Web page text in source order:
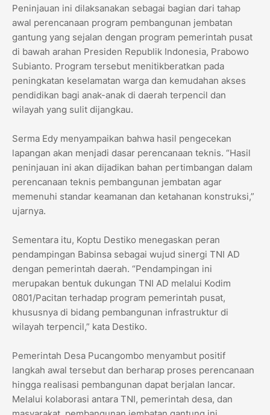
Peninjauan ini dilaksanakan sebagai bagian dari tahap
awal perencanaan program pembangunan jembatan
gantung yang sejalan dengan program pemerintah pusat
di bawah arahan Presiden Republik Indonesia, Prabowo
Subianto. Program tersebut menitikberatkan pada
peningkatan keselamatan warga dan kemudahan akses
pendidikan bagi anak-anak di daerah terpencil dan
wilayah yang sulit dijangkau.
Serma Edy menyampaikan bahwa hasil pengecekan
lapangan akan menjadi dasar perencanaan teknis. “Hasil
peninjauan ini akan dijadikan bahan pertimbangan dalam
perencanaan teknis pembangunan jembatan agar
memenuhi standar keamanan dan ketahanan konstruksi,”
ujarnya.
Sementara itu, Koptu Destiko menegaskan peran
pendampingan Babinsa sebagai wujud sinergi TNI AD
dengan pemerintah daerah. “Pendampingan ini
merupakan bentuk dukungan TNI AD melalui Kodim
0801/Pacitan terhadap program pemerintah pusat,
khususnya di bidang pembangunan infrastruktur di
wilayah terpencil,” kata Destiko.
Pemerintah Desa Pucangombo menyambut positif
langkah awal tersebut dan berharap proses perencanaan
hingga realisasi pembangunan dapat berjalan lancar.
Melalui kolaborasi antara TNI, pemerintah desa, dan